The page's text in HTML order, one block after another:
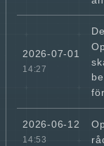
2026-07-01
14:27
2026-06-12
14:53